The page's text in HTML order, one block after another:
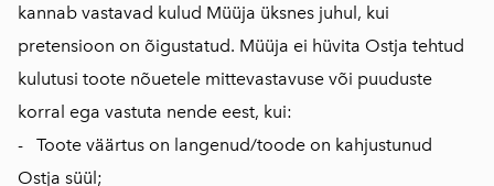
kannab vastavad kulud Müüja üksnes juhul, kui
pretensioon on õigustatud. Müüja ei hüvita Ostja tehtud
kulutusi toote nõuetele mittevastavuse või puuduste
korral ega vastuta nende eest, kui:
- Toote väärtus on langenud/toode on kahjustunud
Ostja süül;